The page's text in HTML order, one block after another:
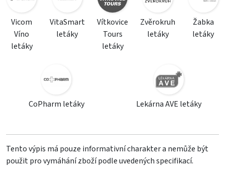
Vicom
Víno
letáky
VitaSmart
letáky
Vítkovice
Tours
letáky
Zvěrokruh
letáky
Žabka
letáky
CoPharm letáky Lekárna AVE letáky
Tento výpis má pouze informativní charakter a nemůže být
použit pro vymáhání zboží podle uvedených specifikací.